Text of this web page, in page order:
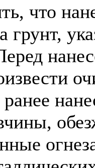
что
грунт,